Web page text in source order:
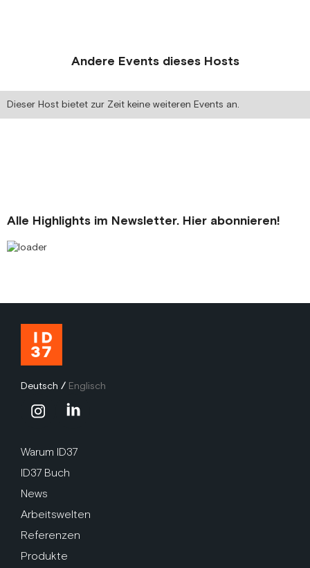
Andere Events dieses Hosts
Dieser Host bietet zur Zeit keine weiteren Events an.
Alle Highlights im Newsletter. Hier abonnieren!
Deutsch / Englisch
Warum ID37
ID37 Buch
News
Arbeitswelten
Referenzen
Produkte